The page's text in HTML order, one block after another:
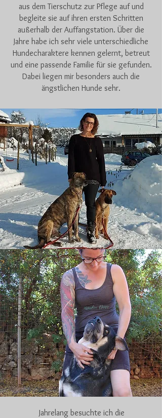
aus dem Tierschutz zur Pflege auf und
begleite sie auf ihren ersten Schritten
außerhalb der Auffangstation. Über die
Jahre habe ich sehr viele unterschiedliche
Hundecharaktere kennen gelernt, betreut
und eine passende Familie für sie gefunden.
Dabei liegen mir besonders auch die
ängstlichen Hunde sehr.
Jahrelang besuchte ich die